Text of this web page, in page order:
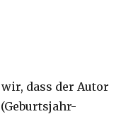
dass der Autor